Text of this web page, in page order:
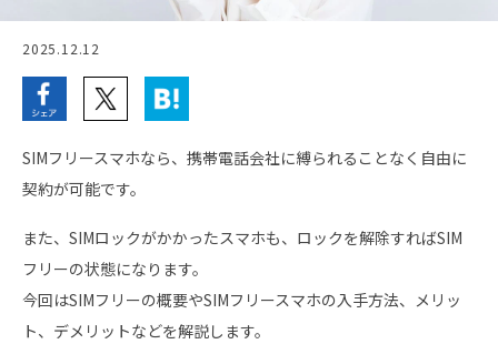
2025.12.12
SIMフリースマホなら、携帯電話会社に縛られることなく自由に
契約が可能です。
また、SIMロックがかかったスマホも、ロックを解除すればSIM
フリーの状態になります。
今回はSIMフリーの概要やSIMフリースマホの入手方法、メリッ
ト、デメリットなどを解説します。